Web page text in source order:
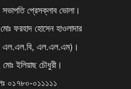
সমাধিতে শ্রদ্ধা জানাতে আজও মানুষের ঢল
এলপি গ্যাসের দাম
আপনার বোনকে বাংলাদেশে ফেরত পাঠান,
কড়া হুঁশিয়ারি
প্রেসক্লাব ভোলা।
মোঃ ফরহাদ হোসেন হাওলাদার
এল.এল.বি, এল.এল.এম)।
মোঃ ইলিয়াছ চৌধুরী।
০১৭৮০-০১১১১১